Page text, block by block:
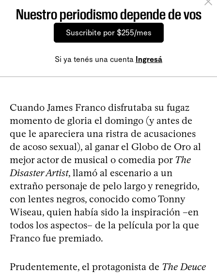
Nuestro periodismo depende de vos
Suscribite por $255/mes
Si ya tenés una cuenta Ingresá
Cuando James Franco disfrutaba su fugaz
momento de gloria el domingo (y antes de
que le apareciera una ristra de acusaciones
de acoso sexual), al ganar el Globo de Oro al
mejor actor de musical o comedia por The
Disaster Artist, llamó al escenario a un
extraño personaje de pelo largo y renegrido,
con lentes negros, conocido como Tonny
Wiseau, quien había sido la inspiración –en
todos los aspectos– de la película por la que
Franco fue premiado.
Prudentemente, el protagonista de The Deuce